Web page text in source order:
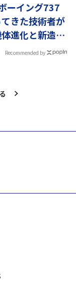
ーイング737
きた技術者が
進化と新造機
台裏
Recommended by